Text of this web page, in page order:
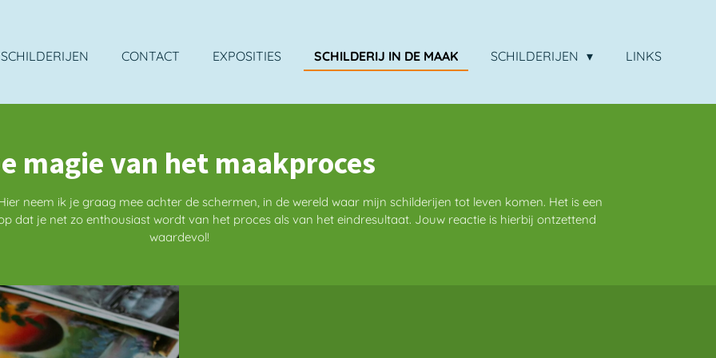
SCHILDERIJEN CONTACT EXPOSITIES SCHILDERIJ IN DE MAAK SCHILDERIJEN LINKS
magie van het maakproces
neem ik je graag mee achter de schermen, in de wereld waar mijn schilderijen tot leven komen. Het is een
dat je net zo enthousiast wordt van het proces als van het eindresultaat. Jouw reactie is hierbij ontzettend
waardevol!